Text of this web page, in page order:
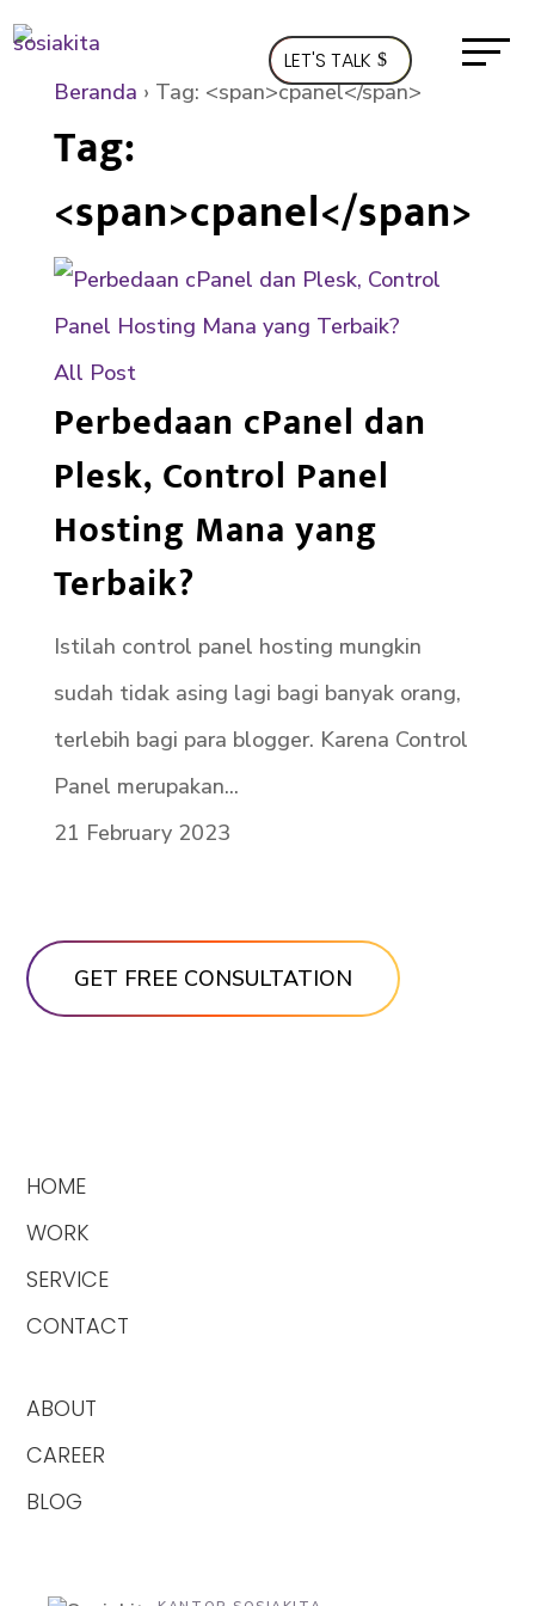
LET'S TALK
Beranda › Tag: <span>cpanel</span>
Tag:
<span>cpanel</span>
All Post
Perbedaan cPanel dan
Plesk, Control Panel
Hosting Mana yang
Terbaik?
Istilah control panel hosting mungkin
sudah tidak asing lagi bagi banyak orang,
terlebih bagi para blogger. Karena Control
Panel merupakan...
21 February 2023
HOME
WORK
SERVICE
CONTACT
ABOUT
CAREER
BLOG